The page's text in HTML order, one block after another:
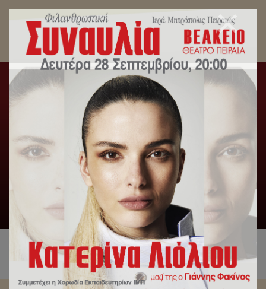
Δέματα αγάπης από τον Σεβασμιώτατο
Μητροπολίτη Πειραιώς κ.Σεραφείμ την Τετάρτη
21 Δεκεμβρίου
Αρχική Δελτία Τύπου
Δέματα αγάπης από τον
Σεβασμιώτατο Μητροπολίτη Πειραιώς κ.Σεραφείμ την Τετάρτη
21 Δεκεμβρίου